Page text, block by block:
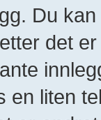
Du
det
en liten